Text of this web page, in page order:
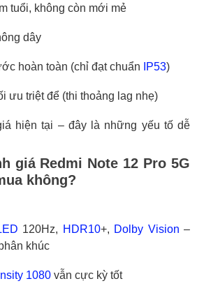
tuổi, không còn mới mẻ
dây
hoàn toàn (chỉ đạt chuẩn IP53)
ưu triệt để (thi thoảng lag nhẹ)
hiện tại – đây là những yếu tố dễ
giá Redmi Note 12 Pro 5G
không?
120Hz, HDR10+, Dolby Vision –
khúc
1080 vẫn cực kỳ tốt